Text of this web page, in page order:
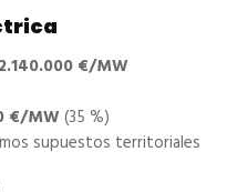
2.140.000 €/MW
€/MW (35 %)
supuestos territoriales